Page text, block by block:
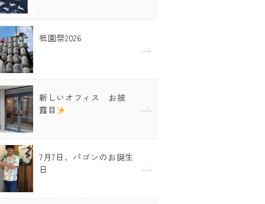
祇園祭2026
新しいオフィス お披
露目
7月7日、パゴンのお誕生
日